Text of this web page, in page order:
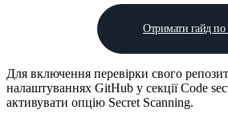
Отримати гайд
Для включення перевірки свого
налаштуваннях GitHub у секції Code
активувати опцію Secret Scanning.